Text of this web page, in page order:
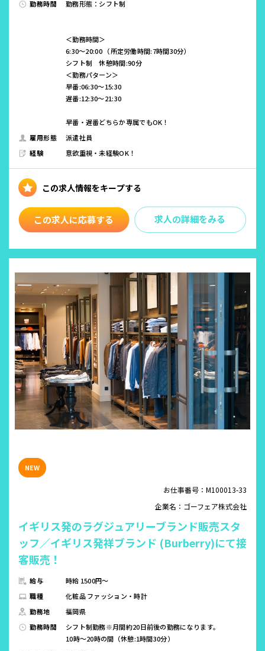
勤務時間 勤務形態：シフト制
＜勤務時間＞
6:30～20:00 （所定労働時間:7時間30分）
シフト制 休憩時間:90分
＜勤務パターン＞
早番:06:30～15:30
遅番:12:30～21:30
早番・遅番どちらか専属でもOK！
雇用形態
派遣社員
経験
意欲重視・未経験OK！
求人の詳細をみる
お仕事番号：M100013-33
企業名：ゴーフェア株式会社
イギリス発のラグジュアリーブランド販売スタ
ッフ／イギリス発祥ブランド (Burberry)にて接
客販売！
給与
時給 1500円～
職種
化粧品 ファッション・時計
勤務地
福岡県
勤務時間
シフト制勤務※月間約20日前後の勤務になります。
10時～20時の間（休憩:1時間30分）